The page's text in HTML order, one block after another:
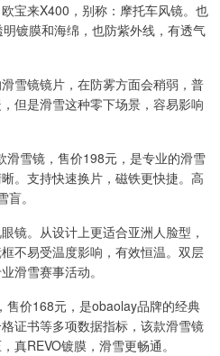
宝来X400，别称：摩托车风镜。也
镀膜和海绵，也防紫外线，有透气
雪镜镜片，在防雾方面会稍弱，普
但是滑雪这种零下场景，容易影响
雪镜，售价198元，是专业的滑雪
。支持快速换片，磁铁更快捷。高
。
镜。从设计上更适合亚洲人脸型，
不易受温度影响，有效恒温。双层
滑雪赛事活动。
售价168元，是obaolay品牌的经典
证书等多项数据指标，该款滑雪镜
真REVO镀膜，滑雪更畅通。